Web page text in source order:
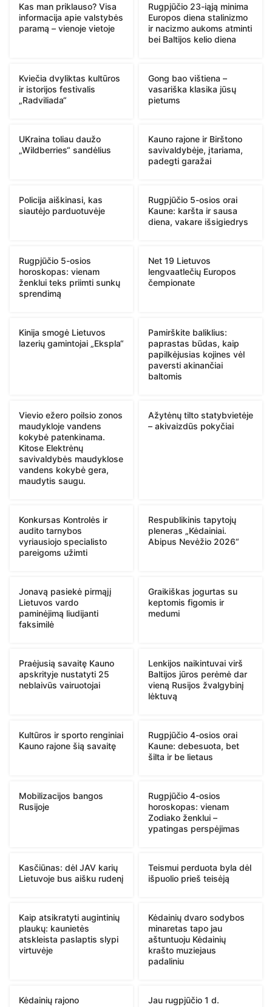
Kas man priklauso? Visa
informacija apie valstybės
paramą – vienoje vietoje
Rugpjūčio 23-iąją minima
Europos diena stalinizmo
ir nacizmo aukoms atminti
bei Baltijos kelio diena
Kviečia dvyliktas kultūros
ir istorijos festivalis
„Radviliada“
Gong bao vištiena –
vasariška klasika jūsų
pietums
UKraina toliau daužo
„Wildberries“ sandėlius
Kauno rajone ir Birštono
savivaldybėje, įtariama,
padegti garažai
Policija aiškinasi, kas
siautėjo parduotuvėje
Rugpjūčio 5-osios orai
Kaune: karšta ir sausa
diena, vakare išsigiedrys
Rugpjūčio 5-osios
horoskopas: vienam
ženklui teks priimti sunkų
sprendimą
Net 19 Lietuvos
lengvaatlečių Europos
čempionate
Kinija smogė Lietuvos
lazerių gamintojai „Ekspla“
Pamirškite baliklius:
paprastas būdas, kaip
papilkėjusias kojines vėl
paversti akinančiai
baltomis
Vievio ežero poilsio zonos
maudykloje vandens
kokybė patenkinama.
Kitose Elektrėnų
savivaldybės maudyklose
vandens kokybė gera,
maudytis saugu.
Ažytėnų tilto statybvietėje
– akivaizdūs pokyčiai
Konkursas Kontrolės ir
audito tarnybos
vyriausiojo specialisto
pareigoms užimti
Respublikinis tapytojų
pleneras „Kėdainiai.
Abipus Nevėžio 2026“
Jonavą pasiekė pirmąjį
Lietuvos vardo
paminėjimą liudijanti
faksimilė
Graikiškas jogurtas su
keptomis figomis ir
medumi
Praėjusią savaitę Kauno
apskrityje nustatyti 25
neblaivūs vairuotojai
Lenkijos naikintuvai virš
Baltijos jūros perėmė dar
vieną Rusijos žvalgybinį
lėktuvą
Kultūros ir sporto renginiai
Kauno rajone šią savaitę
Rugpjūčio 4-osios orai
Kaune: debesuota, bet
šilta ir be lietaus
Mobilizacijos bangos
Rusijoje
Rugpjūčio 4-osios
horoskopas: vienam
Zodiako ženklui –
ypatingas perspėjimas
Kasčiūnas: dėl JAV karių
Lietuvoje bus aišku rudenį
Teismui perduota byla dėl
išpuolio prieš teisėją
Kaip atsikratyti augintinių
plaukų: kaunietės
atskleista paslaptis slypi
virtuvėje
Kėdainių dvaro sodybos
minaretas tapo jau
aštuntuoju Kėdainių
krašto muziejaus
padaliniu
Kėdainių rajono
Jau rugpjūčio 1 d.